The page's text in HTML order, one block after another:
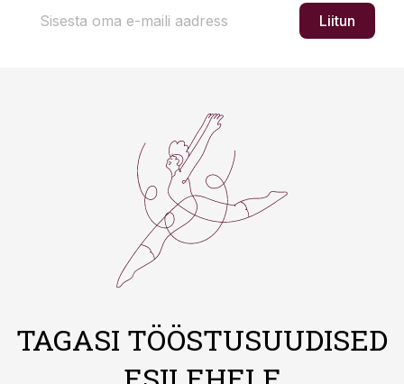
Liitun
TAGASI TÖÖSTUSUUDISED